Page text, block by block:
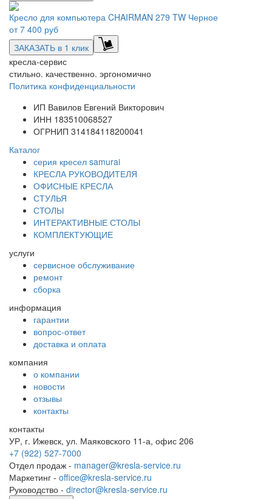
Кресло для компьютера CHAIRMAN 279 TW Черное
от7 400 руб
ЗАКАЗАТЬ в 1 клик
кресла-сервис
стильно. качественно. эргономично
Политика конфиденциальности
ИП Вавилов Евгений Викторович
ИНН 183510068527
ОГРНИП 314184118200041
Каталог
серия кресел samurai
КРЕСЛА РУКОВОДИТЕЛЯ
ОФИСНЫЕ КРЕСЛА
СТУЛЬЯ
СТОЛЫ
ИНТЕРАКТИВНЫЕ СТОЛЫ
КОМПЛЕКТУЮЩИЕ
услуги
сервисное обслуживание
ремонт
сборка
информация
гарантии
вопрос-ответ
доставка и оплата
компания
о компании
новости
отзывы
контакты
контакты
УР, г. Ижевск, ул. Маяковского 11-а, офис 206
+7 (922) 527-7000
Отдел продаж - manager@kresla-service.ru
Маркетинг - office@kresla-service.ru
Руководство - director@kresla-service.ru